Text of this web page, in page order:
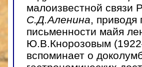
малоизвестной связи
С.Д.Аленина ,
письменности майя
Ю.В.Кнорозовым
вспоминает о